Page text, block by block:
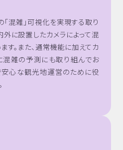
混雑」可視化を実現する取り
外に設置したカメラによって混
す。また、通常機能に加えてカ
混雑の予測にも取り組んでお
安心な観光地運営のために役